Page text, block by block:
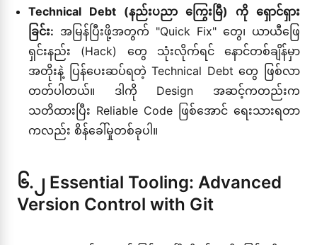
Technical Debt (နည်းပညာ ကြွေးမြီ) ကို ရှောင်ရှား
ခြင်း: အမြန်ပြီးဖို့အတွက် "Quick Fix" တွေ၊ ယာယီဖြေ
ရှင်းနည်း (Hack) တွေ သုံးလိုက်ရင် နောင်တစ်ချိန်မှာ
အတိုးနဲ့ ပြန်ပေးဆပ်ရတဲ့ Technical Debt တွေ ဖြစ်လာ
တတ်ပါတယ်။ ဒါကို Design အဆင့်ကတည်းက
သတိထားပြီး Reliable Code ဖြစ်အောင် ရေးသားရတာ
ကလည်း စိန်ခေါ်မှုတစ်ခုပါ။
၆.၂ Essential Tooling: Advanced
Version Control with Git